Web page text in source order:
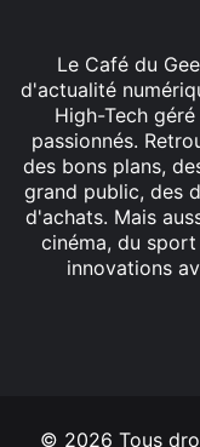
Le Café du
d'actualité
High-Tech
passionnés.
des bons plans,
grand public, des
d'achats. Mais
cinéma, du
innovations
© 2026 Tous